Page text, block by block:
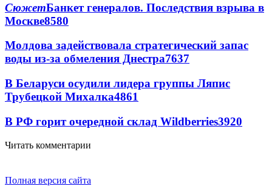
СюжетБанкет генералов. Последствия взрыва в
Москве8580
Молдова задействовала стратегический запас
воды из-за обмеления Днестра7637
В Беларуси осудили лидера группы Ляпис
Трубецкой Михалка4861
В РФ горит очередной склад Wildberries3920
Читать комментарии
Полная версия сайта